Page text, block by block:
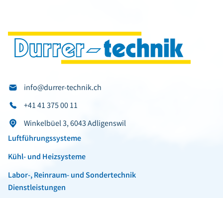
info@durrer-technik.ch
+41 41 375 00 11
Winkelbüel 3, 6043 Adligenswil
Luftführungssysteme
Kühl- und Heizsysteme
Labor-, Reinraum- und Sondertechnik
Dienstleistungen